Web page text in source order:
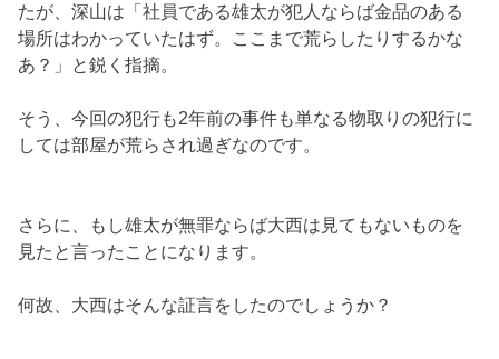
たが、深山は「社員である雄太が犯人ならば金品のある
場所はわかっていたはず。ここまで荒らしたりするかな
あ？」と鋭く指摘。
そう、今回の犯行も2年前の事件も単なる物取りの犯行に
しては部屋が荒らされ過ぎなのです。
さらに、もし雄太が無罪ならば大西は見てもないものを
見たと言ったことになります。
何故、大西はそんな証言をしたのでしょうか？